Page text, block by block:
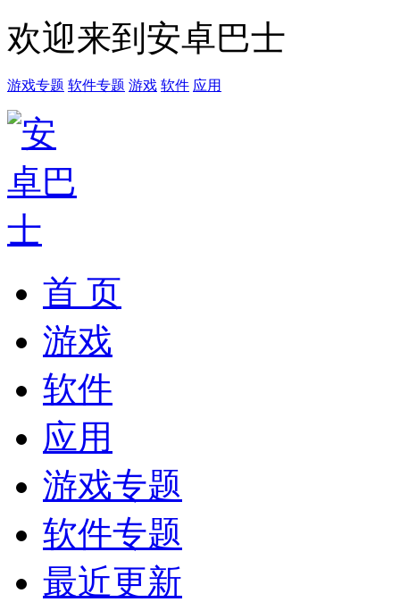
欢迎来到安卓巴士
游戏专题 软件专题 游戏 软件 应用
首 页
游戏
软件
应用
游戏专题
软件专题
最近更新